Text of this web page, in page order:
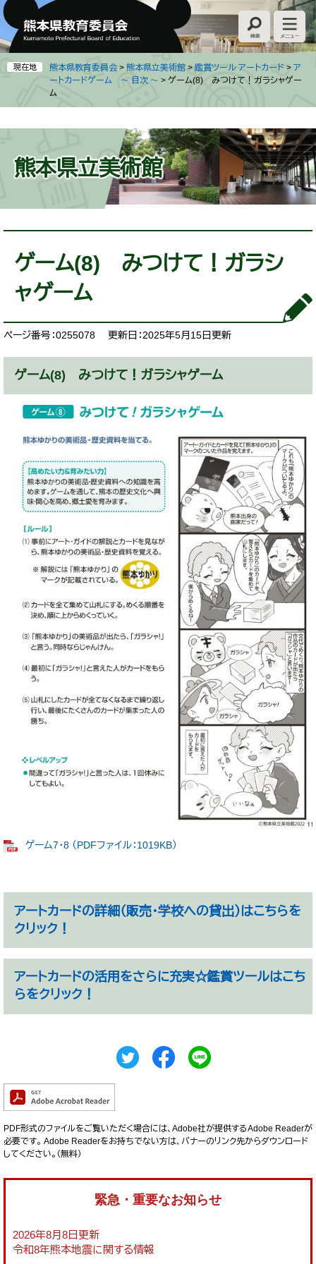
ペ
ー
ジ
の
先
す
メ
ニ
ュ
ー
を
し
現在地 熊本県教育委員会 > 熊本県立美術館 > 鑑賞ツール アートカード > ア
ートカードゲーム ～ 目次 ～ > ゲーム(8) みつけて！ガラシャゲー
ム
熊本県立美術館
ゲーム(8) みつけて！ガラシ
ャゲーム
ページ番号：0255078 更新日：2025年5月15日更新
ゲーム(8) みつけて！ガラシャゲーム
ゲーム7・8 （PDFファイル：1019KB）
アートカードの詳細（販売・学校への貸出）はこちらを
クリック！
アートカードの活用をさらに充実☆鑑賞ツールはこち
らをクリック！
PDF形式のファイルをご覧いただく場合には、Adobe社が提供するAdobe Readerが
必要です。 Adobe Readerをお持ちでない方は、バナーのリンク先からダウンロード
してください。（無料）
緊急・重要なお知らせ
2026年8月8日更新
令和8年熊本地震に関する情報